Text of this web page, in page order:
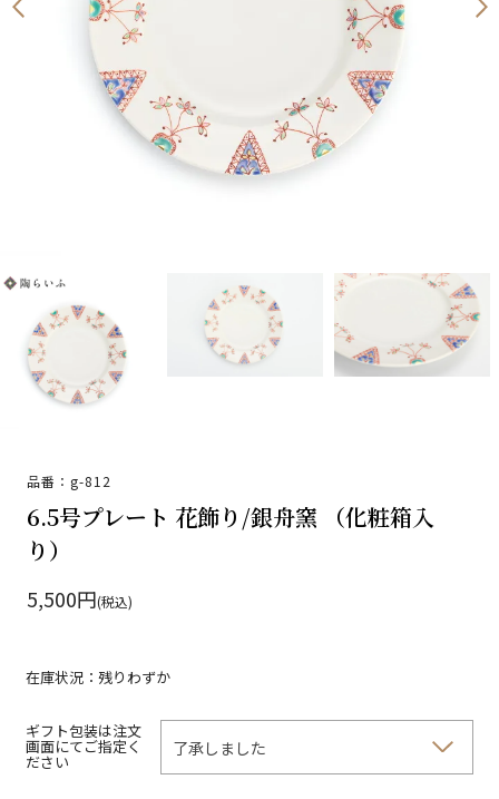
品番：g-812
6.5号プレート 花飾り/銀舟窯 （化粧箱入
り）
5,500円(税込)
在庫状況：残りわずか
ギフト包装は注文
画面にてご指定く
ださい